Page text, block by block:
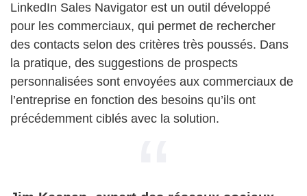
LinkedIn Sales Navigator est un outil développé
pour les commerciaux, qui permet de rechercher
des contacts selon des critères très poussés. Dans
la pratique, des suggestions de prospects
personnalisées sont envoyées aux commerciaux de
l’entreprise en fonction des besoins qu’ils ont
précédemment ciblés avec la solution.